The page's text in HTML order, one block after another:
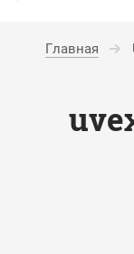
Главная